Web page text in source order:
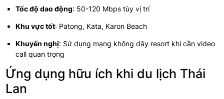
Tốc độ dao động: 50-120 Mbps tùy vị trí
Khu vực tốt: Patong, Kata, Karon Beach
Khuyến nghị: Sử dụng mạng không dây resort khi cần video
call quan trọng
Ứng dụng hữu ích khi du lịch Thái
Lan